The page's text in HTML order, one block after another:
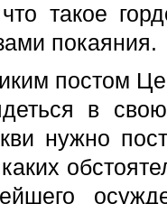
такое
покаяния.
постом
в
нужно